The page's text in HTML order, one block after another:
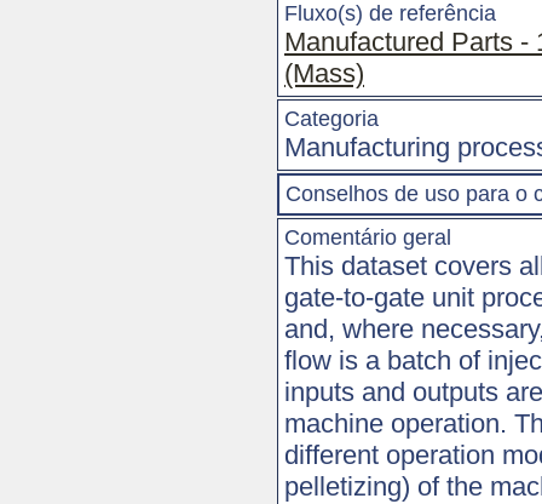
Fluxo(s) de referência
Manufactured Parts -
(Mass)
Categoria
Manufacturing
Conselhos de uso para o
Comentário geral
This dataset covers
gate-to-gate unit
and, where
flow is a batch of
inputs and outputs
machine operation.
different operation
pelletizing) of the